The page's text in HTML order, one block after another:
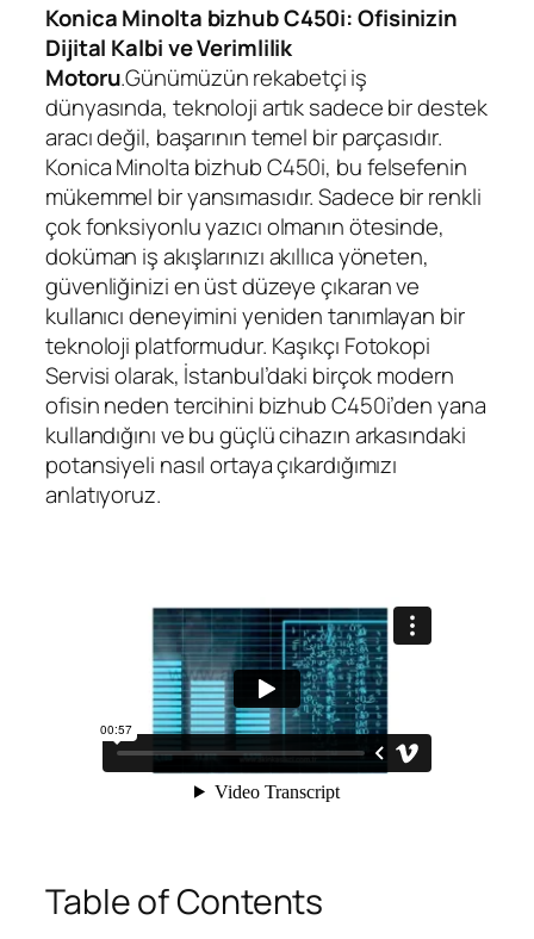
Konica Minolta bizhub C450i: Ofisinizin
Dijital Kalbi ve Verimlilik
Motoru.Günümüzün rekabetçi iş
dünyasında, teknoloji artık sadece bir destek
aracı değil, başarının temel bir parçasıdır.
Konica Minolta bizhub C450i, bu felsefenin
mükemmel bir yansımasıdır. Sadece bir renkli
çok fonksiyonlu yazıcı olmanın ötesinde,
doküman iş akışlarınızı akıllıca yöneten,
güvenliğinizi en üst düzeye çıkaran ve
kullanıcı deneyimini yeniden tanımlayan bir
teknoloji platformudur. Kaşıkçı Fotokopi
Servisi olarak, İstanbul’daki birçok modern
ofisin neden tercihini bizhub C450i’den yana
kullandığını ve bu güçlü cihazın arkasındaki
potansiyeli nasıl ortaya çıkardığımızı
anlatıyoruz.
Table of Contents